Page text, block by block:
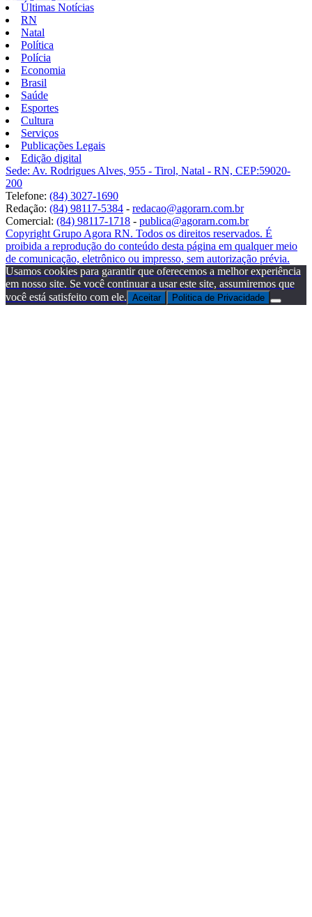
Últimas Notícias
RN
Natal
Política
Polícia
Economia
Brasil
Saúde
Esportes
Cultura
Serviços
Publicações Legais
Edição digital
Sede: Av. Rodrigues Alves, 955 - Tirol, Natal - RN, CEP:59020-
200
Telefone: (84) 3027-1690
Redação: (84) 98117-5384 - redacao@agorarn.com.br
Comercial: (84) 98117-1718 - publica@agorarn.com.br
Copyright Grupo Agora RN. Todos os direitos reservados. É
proibida a reprodução do conteúdo desta página em qualquer meio
de comunicação, eletrônico ou impresso, sem autorização prévia.
Usamos cookies para garantir que oferecemos a melhor experiência
em nosso site. Se você continuar a usar este site, assumiremos que
você está satisfeito com ele. Aceitar Politica de Privacidade